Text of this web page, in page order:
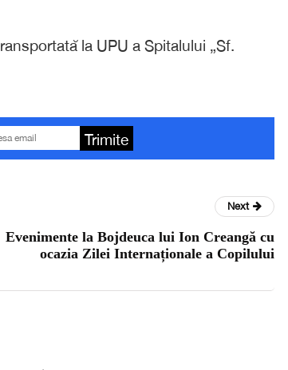
la UPU a Spitalului „Sf.
Trimite
Next
Evenimente la Bojdeuca lui Ion Creangă cu
ocazia Zilei Internaționale a Copilului